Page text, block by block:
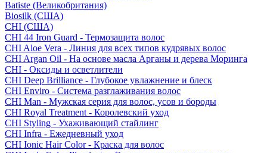
Batiste (Великобритания)
Biosilk (США)
CHI (США)
CHI 44 Iron Guard - Термозащита волос
CHI Aloe Vera - Линия для всех типов кудрявых волос
CHI Argan Oil - На основе масла Арганы и дерева Моринга
CHI - Оксиды и осветлители
CHI Deep Brilliance - Глубокое увлажнение и блеск
CHI Enviro - Система разглаживания волос
CHI Man - Мужская серия для волос, усов и бороды
CHI Royal Treatment - Королевский уход
CHI Styling - Ухаживающий стайлинг
CHI Infra - Ежедневный уход
CHI Ionic Hair Color - Краска для волос